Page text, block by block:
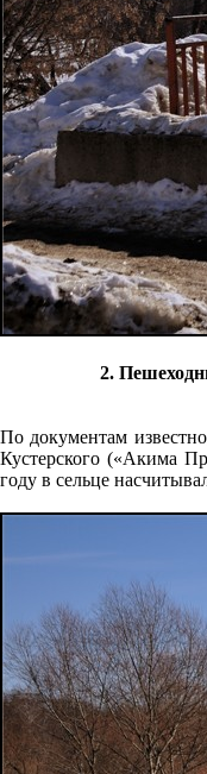
2.
По документам
Кустерского («Акима
году в сельце